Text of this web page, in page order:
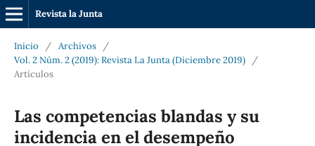
Revista la Junta
Inicio / Archivos
/
Vol. 2 Núm. 2 (2019): Revista La Junta (Diciembre 2019)
/
Artículos
Las competencias blandas y su
incidencia en el desempeño